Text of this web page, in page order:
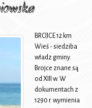
BROJCE 12 km
Wieś - siedziba
władz gminy.
Brojce znane są
od XIII w. W
dokumentach z
1290 r. wymienia